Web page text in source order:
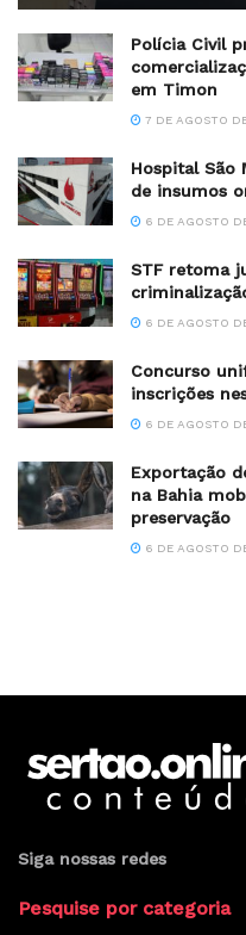
Polícia Civil
em Timon
7 DE AGOSTO
Hospital São
de insumos
6 DE AGOSTO
STF retoma
6 DE AGOSTO
Concurso
inscrições
6 DE AGOSTO
Exportação
na Bahia
preservação
6 DE AGOSTO
Siga nossas redes
Pesquise por categoria